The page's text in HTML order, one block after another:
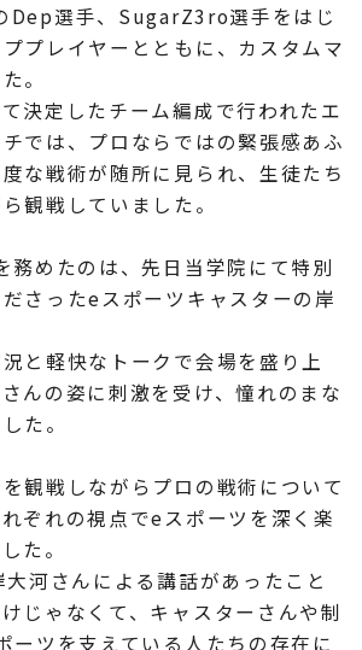
Dep選手、SugarZ3ro選手をはじ
プレイヤーとともに、カスタムマ
。
決定したチーム編成で行われたエ
では、プロならではの緊張感あふ
な戦術が随所に見られ、生徒たち
観戦していました。
務めたのは、先日当学院にて特別
さったeスポーツキャスターの岸
と軽快なトークで会場を盛り上
んの姿に刺激を受け、憧れのまな
た。
観戦しながらプロの戦術について
ぞれの視点でeスポーツを深く楽
た。
河さんによる講話があったこと
じゃなくて、キャスターさんや制
ーツを支えている人たちの存在に